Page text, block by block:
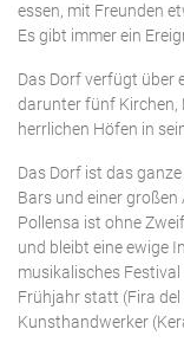
essen, mit Freunden
Es gibt immer ein
Das Dorf verfügt über
darunter fünf Kirchen,
herrlichen Höfen in
Das Dorf ist das
Bars und einer
Pollensa ist ohne
und bleibt eine ewige
musikalisches
Frühjahr statt (Fira del
Kunsthandwerker